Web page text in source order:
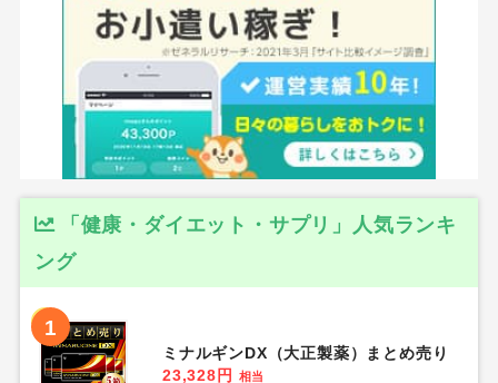
「健康・ダイエット・サプリ」人気ランキ
ング
1
ミナルギンDX（大正製薬）まとめ売り
23,328円
相当